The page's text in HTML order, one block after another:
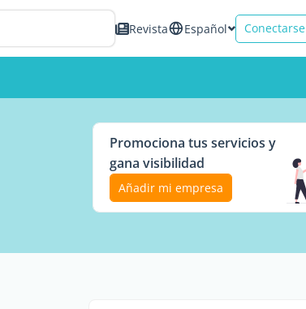
Revista Español Conectarse
Promociona tus servicios y
gana visibilidad
Añadir mi empresa